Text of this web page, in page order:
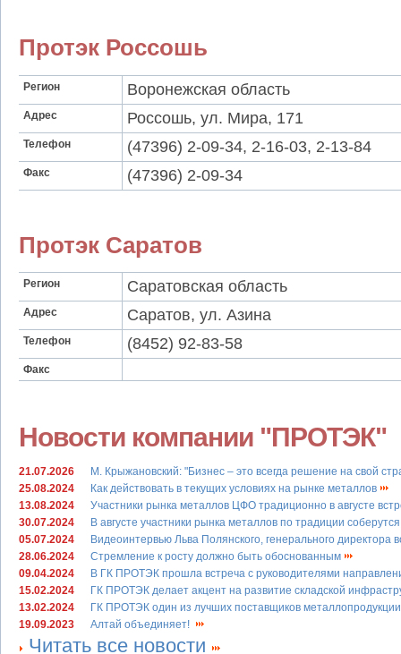
Протэк Россошь
Регион Воронежская область
Адрес Россошь, ул. Мира, 171
Телефон (47396) 2-09-34, 2-16-03, 2-13-84
Факс (47396) 2-09-34
Протэк Саратов
Регион Саратовская область
Адрес Саратов, ул. Азина
Телефон (8452) 92-83-58
Факс
Новости компании "ПРОТЭК"
21.07.2026
М. Крыжановский: "Бизнес – это всегда решение на свой
25.08.2024
Как действовать в текущих условиях на рынке металлов
13.08.2024
Участники рынка металлов ЦФО традиционно в августе
30.07.2024
В августе участники рынка металлов по традиции
05.07.2024
Видеоинтервью Льва Полянского, генерального директора
28.06.2024
Стремление к росту должно быть обоснованным
09.04.2024
В ГК ПРОТЭК прошла встреча c руководителями
15.02.2024
ГК ПРОТЭК делает акцент на развитие складской
13.02.2024
ГК ПРОТЭК один из лучших поставщиков
19.09.2023
Алтай объединяет!
Читать все новости